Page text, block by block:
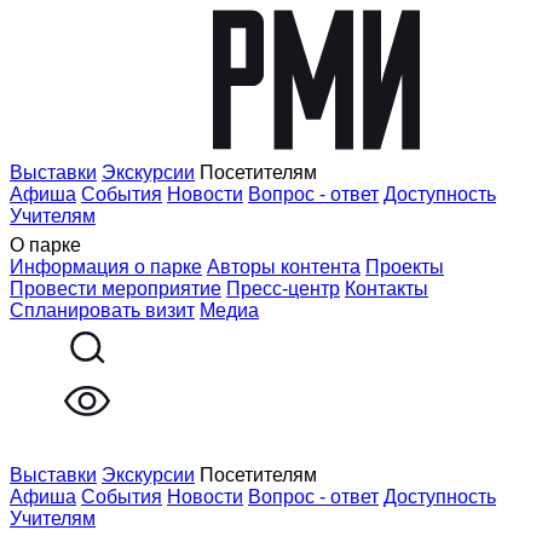
Выставки Экскурсии Посетителям
Афиша События Новости Вопрос - ответ Доступность
Учителям
О парке
Информация о парке Авторы контента Проекты
Провести мероприятие Пресс-центр Контакты
Спланировать визит Медиа
Выставки Экскурсии Посетителям
Афиша События Новости Вопрос - ответ Доступность
Учителям